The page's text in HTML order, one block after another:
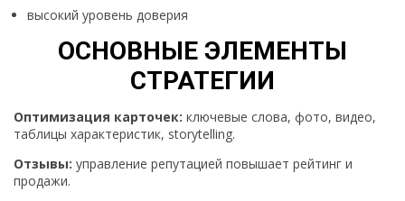
высокий уровень доверия
ОСНОВНЫЕ ЭЛЕМЕНТЫ
СТРАТЕГИИ
Оптимизация карточек: ключевые слова, фото, видео,
таблицы характеристик, storytelling.
Отзывы: управление репутацией повышает рейтинг и
продажи.